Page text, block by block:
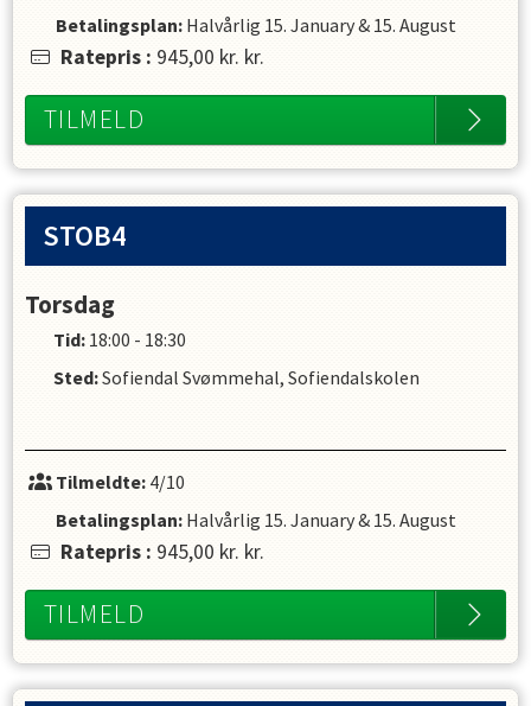
Betalingsplan: Halvårlig 15. January& 15. August
Ratepris : 945,00 kr. kr.
TILMELD
STOB4
Torsdag
Tid: 18:00 - 18:30
Sted:Sofiendal Svømmehal, Sofiendalskolen
Tilmeldte:4/10
Betalingsplan: Halvårlig 15. January& 15. August
Ratepris : 945,00 kr. kr.
TILMELD